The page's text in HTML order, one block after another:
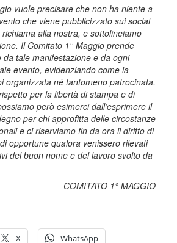
vuole precisare che non ha niente a
che viene pubblicizzato sui social
alla nostra, e sottolineiamo
Il Comitato 1° Maggio prende
tale manifestazione e da ogni
evento, evidenziando come la
organizzata né tantomeno patrocinata.
per la libertà di stampa e di
però esimerci dall’esprimere il
per chi approfitta delle circostanze
e ci riserviamo fin da ora il diritto di
opportune qualora venissero rilevati
del buon nome e del lavoro svolto da
COMITATO 1° MAGGIO
X WhatsApp